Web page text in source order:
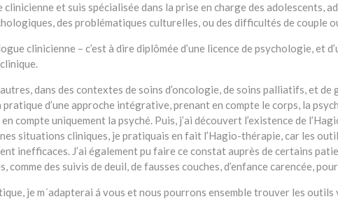
et suis spécialisée dans la prise en charge des adolescents,
des problématiques culturelles, ou des difficultés de couple
clinicienne – c’est à dire diplômée d’une licence de psychologie, et
autres, dans des contextes de soins d’oncologie, de soins palliatifs, et
d’une approche intégrative, prenant en compte le corps, la
compte uniquement la psyché. Puis, j’ai découvert l’existence de
situations cliniques, je pratiquais en fait l’Hagio-thérapie, car les
inefficaces. J’ai également pu faire ce constat auprès de certains
des suivis de deuil, de fausses couches, d’enfance carencée,
je m´adapterai á vous et nous pourrons ensemble trouver les